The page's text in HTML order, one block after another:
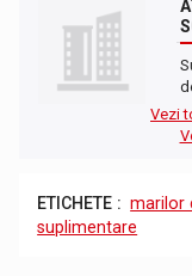
Vezi
ETICHETE : marilor
suplimentare